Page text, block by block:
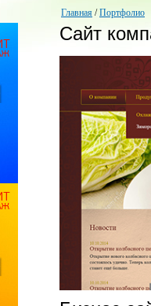
Главная /Портфолио
Сайт